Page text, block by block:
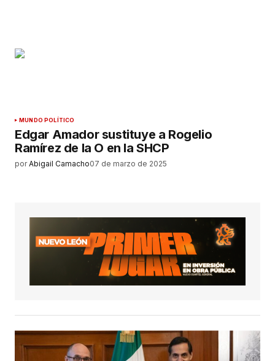
MUNDO POLÍTICO
Edgar Amador sustituye a Rogelio
Ramírez de la O en la SHCP
por Abigail Camacho07 de marzo de 2025